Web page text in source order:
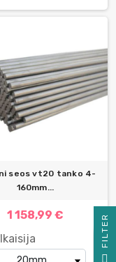
seos vt20 tanko 4-
160mm...
1 158,99 €
R